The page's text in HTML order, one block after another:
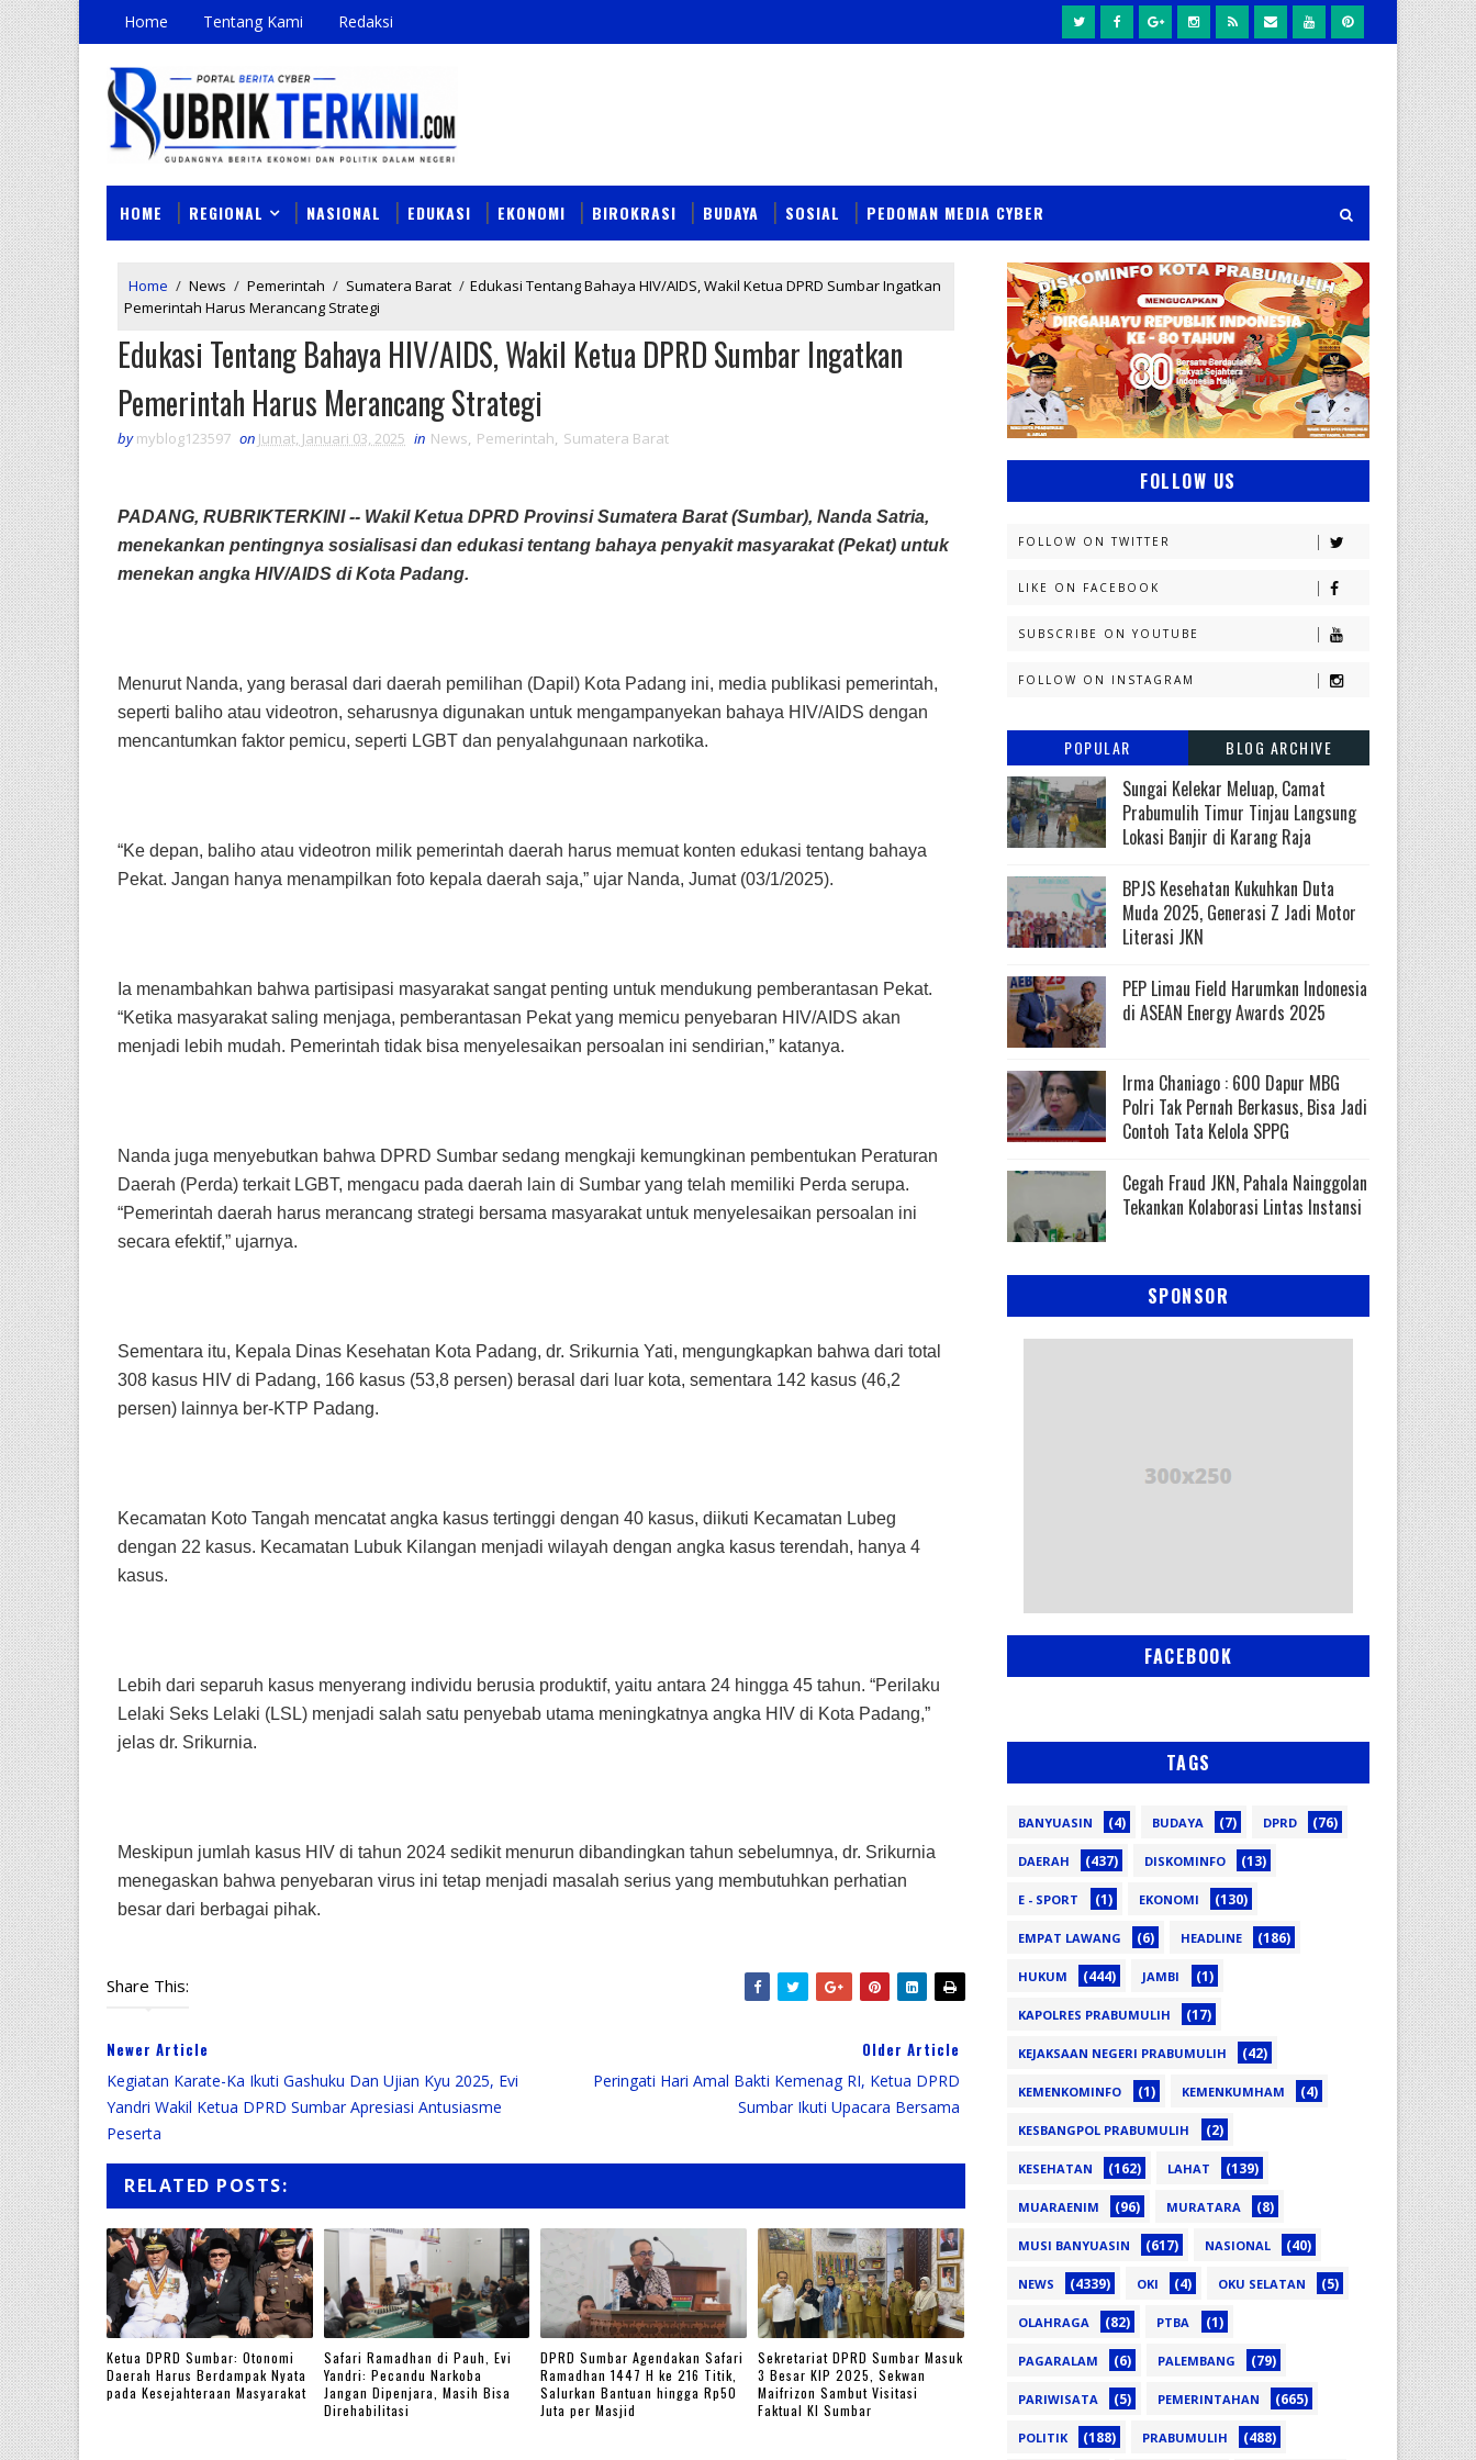
Home Tentang Kami Redaksi
HOME REGIONAL NASIONAL EDUKASI EKONOMI BIROKRASI BUDAYA SOSIAL PEDOMAN MEDIA CYBER
Home / News / Pemerintah / Sumatera Barat / Edukasi Tentang Bahaya HIV/AIDS, Wakil Ketua DPRD Sumbar Ingatkan
Pemerintah Harus Merancang Strategi
Edukasi Tentang Bahaya HIV/AIDS, Wakil Ketua DPRD Sumbar Ingatkan
Pemerintah Harus Merancang Strategi
by myblog123597 on Jumat, Januari 03, 2025 in News, Pemerintah, Sumatera Barat
PADANG, RUBRIKTERKINI -- Wakil Ketua DPRD Provinsi Sumatera Barat (Sumbar), Nanda Satria,
menekankan pentingnya sosialisasi dan edukasi tentang bahaya penyakit masyarakat (Pekat) untuk
menekan angka HIV/AIDS di Kota Padang.
Menurut Nanda, yang berasal dari daerah pemilihan (Dapil) Kota Padang ini, media publikasi pemerintah,
seperti baliho atau videotron, seharusnya digunakan untuk mengampanyekan bahaya HIV/AIDS dengan
mencantumkan faktor pemicu, seperti LGBT dan penyalahgunaan narkotika.
“Ke depan, baliho atau videotron milik pemerintah daerah harus memuat konten edukasi tentang bahaya
Pekat. Jangan hanya menampilkan foto kepala daerah saja,” ujar Nanda, Jumat (03/1/2025).
Ia menambahkan bahwa partisipasi masyarakat sangat penting untuk mendukung pemberantasan Pekat.
“Ketika masyarakat saling menjaga, pemberantasan Pekat yang memicu penyebaran HIV/AIDS akan
menjadi lebih mudah. Pemerintah tidak bisa menyelesaikan persoalan ini sendirian,” katanya.
Nanda juga menyebutkan bahwa DPRD Sumbar sedang mengkaji kemungkinan pembentukan Peraturan
Daerah (Perda) terkait LGBT, mengacu pada daerah lain di Sumbar yang telah memiliki Perda serupa.
“Pemerintah daerah harus merancang strategi bersama masyarakat untuk menyelesaikan persoalan ini
secara efektif,” ujarnya.
Sementara itu, Kepala Dinas Kesehatan Kota Padang, dr. Srikurnia Yati, mengungkapkan bahwa dari total
308 kasus HIV di Padang, 166 kasus (53,8 persen) berasal dari luar kota, sementara 142 kasus (46,2
persen) lainnya ber-KTP Padang.
Kecamatan Koto Tangah mencatat angka kasus tertinggi dengan 40 kasus, diikuti Kecamatan Lubeg
dengan 22 kasus. Kecamatan Lubuk Kilangan menjadi wilayah dengan angka kasus terendah, hanya 4
kasus.
Lebih dari separuh kasus menyerang individu berusia produktif, yaitu antara 24 hingga 45 tahun. “Perilaku
Lelaki Seks Lelaki (LSL) menjadi salah satu penyebab utama meningkatnya angka HIV di Kota Padang,”
jelas dr. Srikurnia.
Meskipun jumlah kasus HIV di tahun 2024 sedikit menurun dibandingkan tahun sebelumnya, dr. Srikurnia
menegaskan bahwa penyebaran virus ini tetap menjadi masalah serius yang membutuhkan perhatian
besar dari berbagai pihak.
Share This:
Newer Article
Kegiatan Karate-Ka Ikuti Gashuku Dan Ujian Kyu 2025, Evi
Yandri Wakil Ketua DPRD Sumbar Apresiasi Antusiasme
Peserta
Older Article
Peringati Hari Amal Bakti Kemenag RI, Ketua DPRD
Sumbar Ikuti Upacara Bersama
RELATED POSTS:
Ketua DPRD Sumbar: Otonomi
Daerah Harus Berdampak Nyata
pada Kesejahteraan Masyarakat
Safari Ramadhan di Pauh, Evi
Yandri: Pecandu Narkoba
Jangan Dipenjara, Masih Bisa
Direhabilitasi
DPRD Sumbar Agendakan Safari
Ramadhan 1447 H ke 216 Titik,
Salurkan Bantuan hingga Rp50
Juta per Masjid
Sekretariat DPRD Sumbar Masuk
3 Besar KIP 2025, Sekwan
Maifrizon Sambut Visitasi
Faktual KI Sumbar
FOLLOW US
FOLLOW ON TWITTER
LIKE ON FACEBOOK
SUBSCRIBE ON YOUTUBE
FOLLOW ON INSTAGRAM
POPULAR BLOG ARCHIVE
Sungai Kelekar Meluap, Camat
Prabumulih Timur Tinjau Langsung
Lokasi Banjir di Karang Raja
BPJS Kesehatan Kukuhkan Duta
Muda 2025, Generasi Z Jadi Motor
Literasi JKN
PEP Limau Field Harumkan Indonesia
di ASEAN Energy Awards 2025
Irma Chaniago : 600 Dapur MBG
Polri Tak Pernah Berkasus, Bisa Jadi
Contoh Tata Kelola SPPG
Cegah Fraud JKN, Pahala Nainggolan
Tekankan Kolaborasi Lintas Instansi
SPONSOR
FACEBOOK
TAGS
BANYUASIN (4) BUDAYA (7) DPRD (76)
DAERAH (437) DISKOMINFO (13)
E - SPORT (1) EKONOMI (130)
EMPAT LAWANG (6) HEADLINE (186)
HUKUM (444) JAMBI (1)
KAPOLRES PRABUMULIH (17)
KEJAKSAAN NEGERI PRABUMULIH (42)
KEMENKOMINFO (1) KEMENKUMHAM (4)
KESBANGPOL PRABUMULIH (2)
KESEHATAN (162) LAHAT (139)
MUARAENIM (96) MURATARA (8)
MUSI BANYUASIN (617) NASIONAL (40)
NEWS (4339) OKI (4) OKU SELATAN (5)
OLAHRAGA (82) PTBA (1)
PAGARALAM (6) PALEMBANG (79)
PARIWISATA (5) PEMERINTAHAN (665)
POLITIK (188) PRABUMULIH (488)